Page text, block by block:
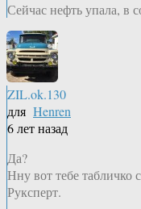
Сейчас нефть упала, в
ZIL.ok.130
для Henren
6 лет назад
Да?
Нну вот тебе табличко
Руксперт.